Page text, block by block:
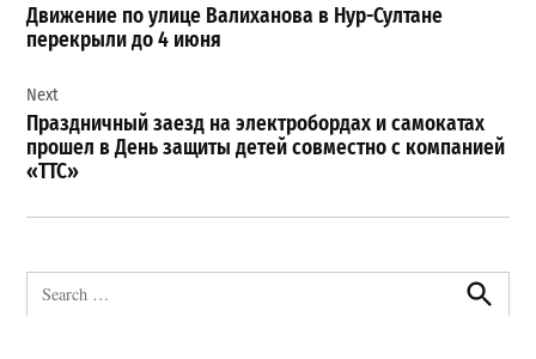
записям
Движение по улице Валиханова в Нур-Султане
перекрыли до 4 июня
Next
Праздничный заезд на электробордах и самокатах
прошел в День защиты детей совместно с компанией
«ТТС»
Search
for:
Search